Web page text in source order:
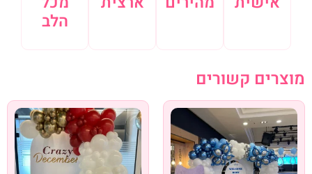
הלב
מוצרים קשורים